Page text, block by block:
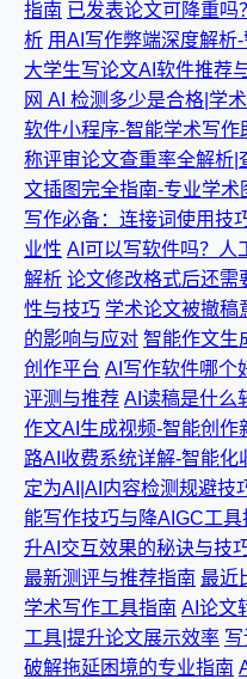
指南 已发表论文可降重吗
析 用AI写作弊端深度解析
大学生写论文AI软件推荐
网 AI 检测多少是合格|学
软件小程序-智能学术写作
称评审论文查重率全解析|
文插图完全指南-专业学
写作必备：连接词使用技
业性 AI可以写软件吗？人
解析 论文修改格式后还需
性与技巧 学术论文被撤稿
的影响与应对 智能作文生
创作平台 AI写作软件哪个
评测与推荐 AI读稿是什么
作文AI生成视频-智能创作
路AI收费系统详解-智能化
定为AI|AI内容检测规避技
能写作技巧与降AIGC工具
升AI交互效果的秘诀与技
最新测评与推荐指南 最近
学术写作工具指南 AI论文
工具|提升论文展示效率
破解拖延困境的专业指南